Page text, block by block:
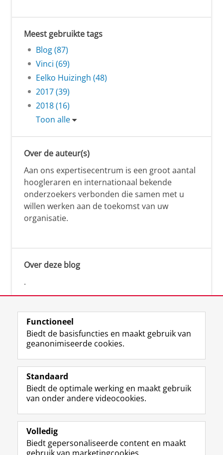
Meest gebruikte tags
Blog (87)
Vinci (69)
Eelko Huizingh (48)
2017 (39)
2018 (16)
Toon alle
Over de auteur(s)
Aan ons expertisecentrum is een groot aantal
hoogleraren en internationaal bekende
onderzoekers verbonden die samen met u
willen werken aan de toekomst van uw
organisatie.
Over deze blog
.
Volg de RUG
F
a
e
b
o
p
a
L
i
k
e
I
-
p
R
S
-
f
e
R
I
n
t
r
m
Y
o
T
e
k
Studiekiezers
Alumni
Over ons
Functioneel
Biedt de basisfuncties en maakt gebruik van
geanonimiseerde cookies.
Standaard
Biedt de optimale werking en maakt gebruik
van onder andere videocookies.
Volledig
Biedt gepersonaliseerde content en maakt